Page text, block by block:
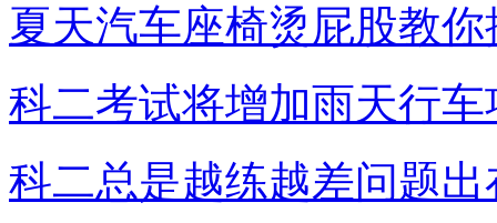
夏天汽车座椅烫屁股教你
科二考试将增加雨天行车
科二总是越练越差问题出